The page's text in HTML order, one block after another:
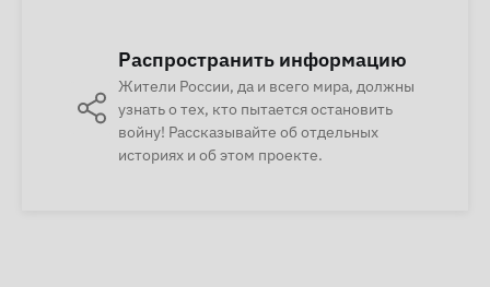
Распространить информацию
Жители России, да и всего мира, должны
узнать о тех, кто пытается остановить
войну! Рассказывайте об отдельных
историях и об этом проекте.